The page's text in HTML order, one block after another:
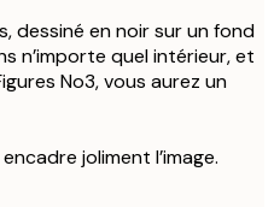
dessiné en noir sur un fond
n’importe quel intérieur, et
No3, vous aurez un
joliment l’image.